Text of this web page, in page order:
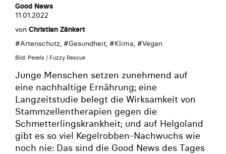
Good News
11.01.2022
von Christian Zänkert
#Artenschutz, #Gesundheit, #Klima, #Vegan
Bild: Pexels / Fuzzy Rescue
Junge Menschen setzen zunehmend auf
eine nachhaltige Ernährung; eine
Langzeitstudie belegt die Wirksamkeit von
Stammzellentherapien gegen die
Schmetterlingskrankheit; und auf Helgoland
gibt es so viel Kegelrobben-Nachwuchs wie
noch nie: Das sind die Good News des Tages